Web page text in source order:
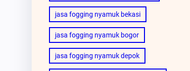
jasa fogging nyamuk bekasi
jasa fogging nyamuk bogor
jasa fogging nyamuk depok